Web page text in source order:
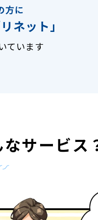
方に
リネット」
ています
なサービス